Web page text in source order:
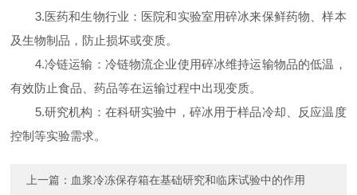
3.医药和生物行业：医院和实验室用碎冰来保鲜药物、样本
及生物制品，防止损坏或变质。
4.冷链运输：冷链物流企业使用碎冰维持运输物品的低温，
有效防止食品、药品等在运输过程中出现变质。
5.研究机构：在科研实验中，碎冰用于样品冷却、反应温度
控制等实验需求。
上一篇： 血浆冷冻保存箱在基础研究和临床试验中的作用